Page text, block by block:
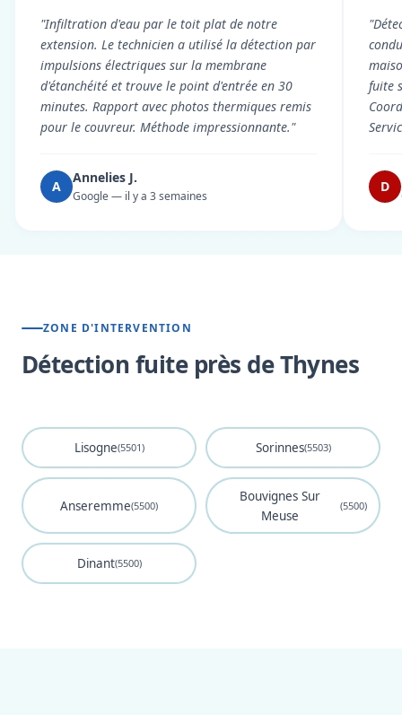
"Infiltration d'eau par le toit plat de notre
extension. Le technicien a utilisé la détection par
impulsions électriques sur la membrane
d'étanchéité et trouve le point d'entrée en 30
minutes. Rapport avec photos thermiques remis
pour le couvreur. Méthode impressionnante."
A
Annelies J.
Google — il y a 3 semaines
fuite
D
ZONE D'INTERVENTION
Détection fuite près de Thynes
Lisogne(5501) Sorinnes(5503)
Anseremme(5500)
Bouvignes Sur
Meuse
(5500)
Dinant(5500)